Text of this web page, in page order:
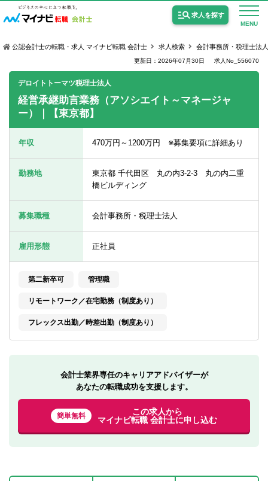
MENU
求人を探す
公認会計士試験合格向けの求人
USCPA（米国公認会計士）の求人
ご利用ガイド
非公開求人とは？
転職お役立ち情報
業界情報
求人情報
公認会計士の転職・求人 マイナビ転職 会計士 求人検索 会計事務所・税理士法
更新日：2026年07月30日 求人No_556070
デロイトトーマツ税理士法人
経営承継助言業務（アソシエイト～マネージャ
ー）｜【東京都】
年収 470万円～1200万円 ※募集要項に詳細あり
勤務地
東京都 千代田区 丸の内3-2-3 丸の内二重
橋ビルディング
募集職種 会計事務所・税理士法人
雇用形態 正社員
第二新卒可 管理職
リモートワーク／在宅勤務（制度あり）
フレックス出勤／時差出勤（制度あり）
会計士業界専任のキャリアアドバイザーが
あなたの転職成功を支援します。
簡単無料
この求人から
マイナビ転職 会計士に申し込む